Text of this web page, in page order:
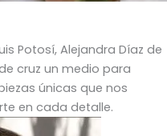
Potosí, Alejandra Díaz de
cruz un medio para
únicas que nos
en cada detalle.